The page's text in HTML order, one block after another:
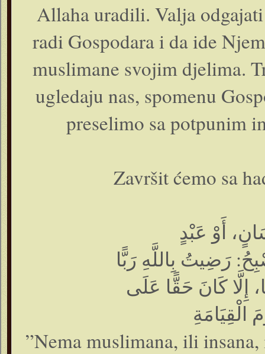
Allaha uradili. Valja
radi Gospodara i da ide
muslimane svojim djelima.
ugledaju nas, spomenu
preselimo sa potpunim
Završit ćemo sa
أَوْ عَبْدٍ
إِلَّا كَانَ حَقًّا عَلَى
”Nema muslimana, ili